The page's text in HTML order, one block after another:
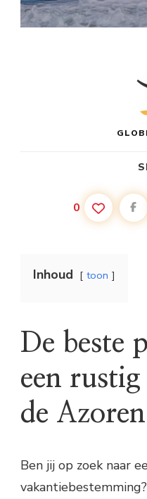
0
Inhoud toon
De beste
een
de Azoren
Ben jij op zoek naar